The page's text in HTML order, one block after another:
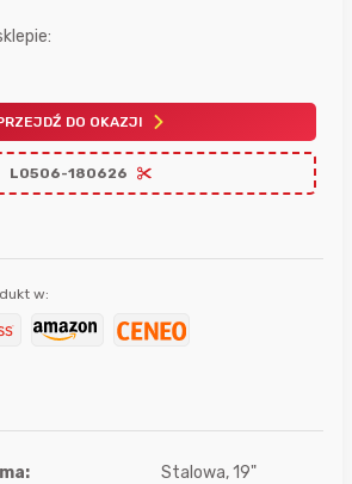
DO OKAZJI
L0506-180626
w:
Stalowa, 19"